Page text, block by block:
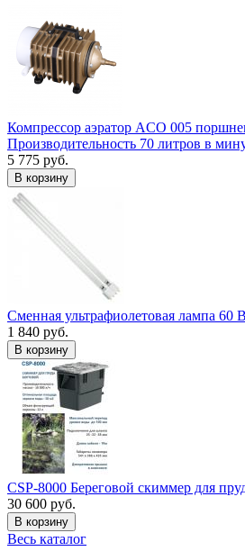
Компрессор аэратор ACO 005
Производительность 70 литров в
5 775 руб.
В корзину
Сменная ультрафиолетовая лампа 60
1 840 руб.
В корзину
CSP-8000 Береговой скиммер для
30 600 руб.
В корзину
Весь каталог